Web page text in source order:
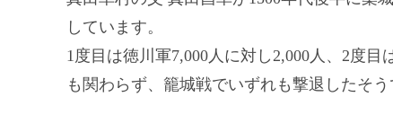
しています。
1度目は徳川軍7,000人に対し2,000人、2度
も関わらず、籠城戦でいずれも撃退したそう